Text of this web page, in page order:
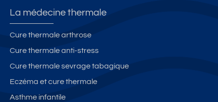
La médecine thermale
Cure thermale arthrose
Cure thermale anti-stress
Cure thermale sevrage tabagique
Eczéma et cure thermale
Asthme infantile